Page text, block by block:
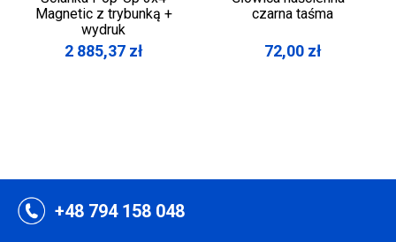
Magnetic z trybunką +
wydruk
2 885,37 zł
czarna taśma
72,00 zł
+48 794 158 048